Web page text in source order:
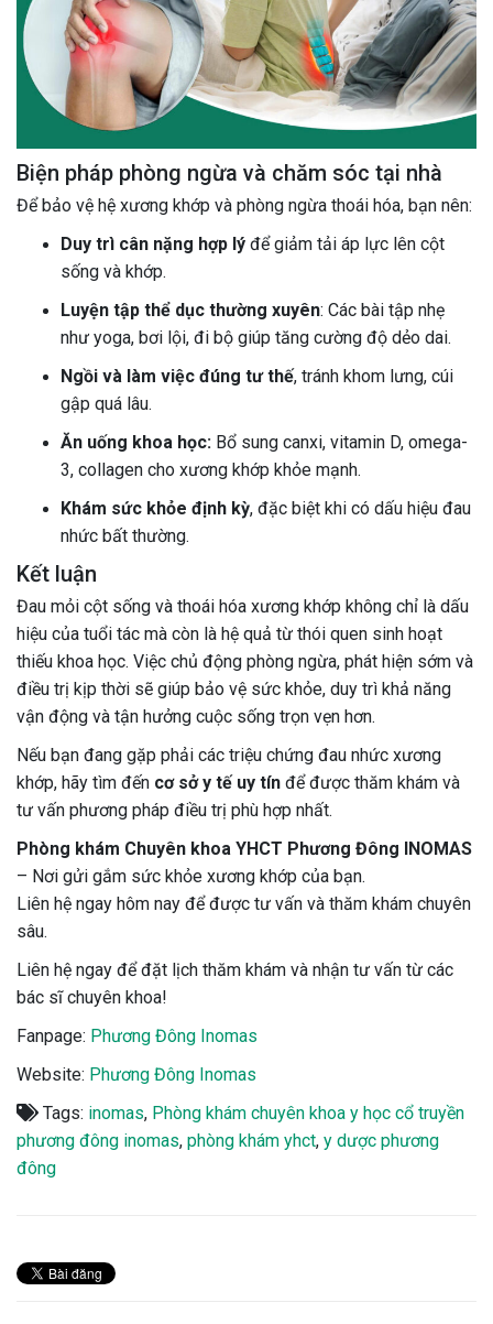
Biện pháp phòng ngừa và chăm sóc tại nhà
Để bảo vệ hệ xương khớp và phòng ngừa thoái hóa, bạn nên:
Duy trì cân nặng hợp lý để giảm tải áp lực lên cột
sống và khớp.
Luyện tập thể dục thường xuyên: Các bài tập nhẹ
như yoga, bơi lội, đi bộ giúp tăng cường độ dẻo dai.
Ngồi và làm việc đúng tư thế, tránh khom lưng, cúi
gập quá lâu.
Ăn uống khoa học: Bổ sung canxi, vitamin D, omega-
3, collagen cho xương khớp khỏe mạnh.
Khám sức khỏe định kỳ, đặc biệt khi có dấu hiệu đau
nhức bất thường.
Kết luận
Đau mỏi cột sống và thoái hóa xương khớp không chỉ là dấu
hiệu của tuổi tác mà còn là hệ quả từ thói quen sinh hoạt
thiếu khoa học. Việc chủ động phòng ngừa, phát hiện sớm và
điều trị kịp thời sẽ giúp bảo vệ sức khỏe, duy trì khả năng
vận động và tận hưởng cuộc sống trọn vẹn hơn.
Nếu bạn đang gặp phải các triệu chứng đau nhức xương
khớp, hãy tìm đến cơ sở y tế uy tín để được thăm khám và
tư vấn phương pháp điều trị phù hợp nhất.
Phòng khám Chuyên khoa YHCT Phương Đông INOMAS
– Nơi gửi gắm sức khỏe xương khớp của bạn.
Liên hệ ngay hôm nay để được tư vấn và thăm khám chuyên
sâu.
Liên hệ ngay để đặt lịch thăm khám và nhận tư vấn từ các
bác sĩ chuyên khoa!
Fanpage: Phương Đông Inomas
Website: Phương Đông Inomas
Tags: inomas, Phòng khám chuyên khoa y học cổ truyền
phương đông inomas, phòng khám yhct, y dược phương
đông